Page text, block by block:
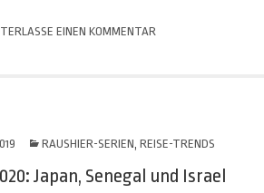
EINEN KOMMENTAR
RAUSHIER-SERIEN REISE-TRENDS
Japan, Senegal und Israel